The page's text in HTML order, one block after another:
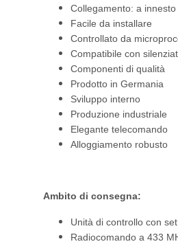
Collegamento: a innesto
Facile da installare
Controllato da
Compatibile con
Componenti di qualità
Prodotto in Germania
Sviluppo interno
Produzione industriale
Elegante telecomando
Alloggiamento robusto
Ambito di consegna:
Unità di controllo con
Radiocomando a 433